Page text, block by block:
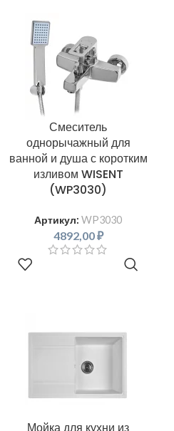
Смеситель
однорычажный для
ванной и душа с коротким
изливом WISENT
(WP3030)
Артикул: WP3030
4892,00₽
Мойка для кухни из